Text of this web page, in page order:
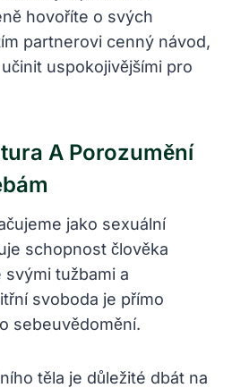
hovoříte o svých
partnerovi cenný návod,
uspokojivějšími pro
A Porozumění
jako sexuální
schopnost člověka
tužbami a
svoboda je přímo
sebeuvědomění.
těla je důležité dbát na